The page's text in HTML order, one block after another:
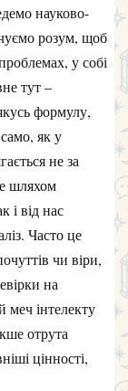
науково-
розум, щоб
у собі
тут –
формулу,
як у
не за
шляхом
і від нас
Часто це
чи віри,
на
меч інтелекту
отрута
цінності,